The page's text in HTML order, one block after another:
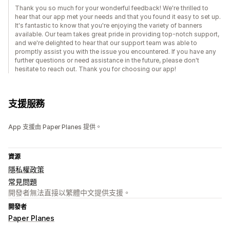
Thank you so much for your wonderful feedback! We're thrilled to
hear that our app met your needs and that you found it easy to set up.
It's fantastic to know that you're enjoying the variety of banners
available. Our team takes great pride in providing top-notch support,
and we're delighted to hear that our support team was able to
promptly assist you with the issue you encountered. If you have any
further questions or need assistance in the future, please don't
hesitate to reach out. Thank you for choosing our app!
支援服務
App 支援由 Paper Planes 提供。
資源
隱私權政策
常見問題
開發者無法直接以繁體中文提供支援。
開發者
Paper Planes